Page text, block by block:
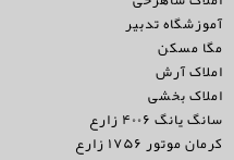
آموزشگاه تدبیر
مگا مسکن
املاک آرش
املاک بخشی
سانگ یانگ ۴۰۰۶ زارع
کرمان موتور ۱۷۵۶ زارع